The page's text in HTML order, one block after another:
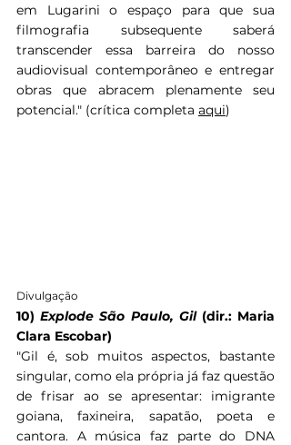
em Lugarini o espaço para que sua
filmografia subsequente saberá
transcender essa barreira do nosso
audiovisual contemporâneo e entregar
obras que abracem plenamente seu
potencial." (crítica completa aqui)
Divulgação
10) Explode São Paulo, Gil (dir.: Maria
Clara Escobar)
"Gil é, sob muitos aspectos, bastante
singular, como ela própria já faz questão
de frisar ao se apresentar: imigrante
goiana, faxineira, sapatão, poeta e
cantora. A música faz parte do DNA